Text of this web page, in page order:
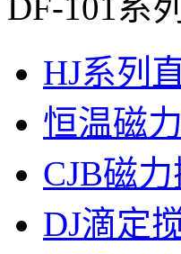
HJ系列
恒温磁
CJB磁
DJ滴定